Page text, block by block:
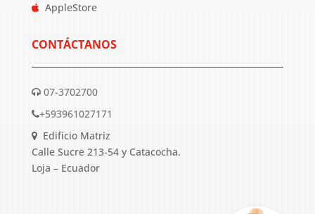
AppleStore
CONTÁCTANOS
07-3702700
+593961027171
Edificio Matriz
Calle Sucre 213-54 y Catacocha.
Loja – Ecuador